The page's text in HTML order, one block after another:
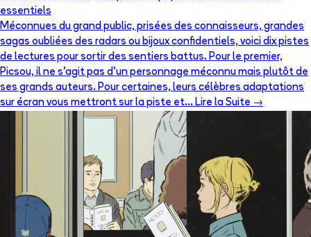
essentiels
Méconnues du grand public, prisées des connaisseurs, grandes
sagas oubliées des radars ou bijoux confidentiels, voici dix pistes
de lectures pour sortir des sentiers battus. Pour le premier,
Picsou, il ne s’agit pas d’un personnage méconnu mais plutôt de
ses grands auteurs. Pour certaines, leurs célèbres adaptations
sur écran vous mettront sur la piste et… Lire la Suite →